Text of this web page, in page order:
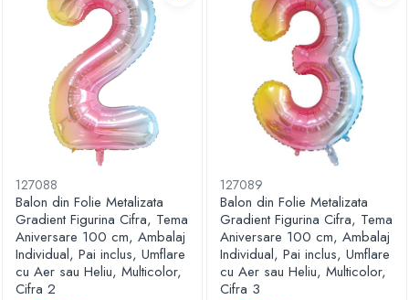
127088
Balon din Folie Metalizata
Gradient Figurina Cifra, Tema
Aniversare 100 cm, Ambalaj
Individual, Pai inclus, Umflare
cu Aer sau Heliu, Multicolor,
Cifra 2
127089
Balon din Folie Metalizata
Gradient Figurina Cifra, Tema
Aniversare 100 cm, Ambalaj
Individual, Pai inclus, Umflare
cu Aer sau Heliu, Multicolor,
Cifra 3